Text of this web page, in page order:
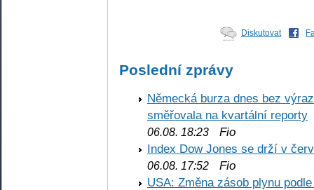
Diskutovat
Poslední zprávy
Německá burza dnes bez
směřovala na kvartální reporty
06.08. 18:23 Fio
Index Dow Jones se drží v
06.08. 17:52 Fio
USA: Změna zásob plynu